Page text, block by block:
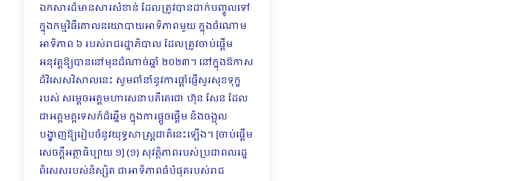
ឯកសារដ៏មានសារសំខាន់ ដែលត្រូវបានដាក់បញ្ចូលទៅ
ក្នុងកម្មវិធីគោលនយោបាយអាទិភាពមួយ ក្នុងចំណោម
អាទិភាព ៦ របស់រាជរដ្ឋាភិបាល ដែលត្រូវចាប់ផ្ដើម
អនុវត្តឱ្យបាននៅមុនដំណាច់ឆ្នាំ ២០២៣។ នៅក្នុងឱកាស
ដ៏វិសេសវិសាលនេះ សូមពាំនាំនូវការផ្ដាំផ្ញើសួរសុខទុក្ខ
របស់ សម្ដេចអគ្គមហាសេនាបតីតេជោ ហ៊ុន សែន ដែល
ជាអគ្គមគ្គទេសក៍ដ៏ឆ្នើម ក្នុងការផ្ដួចផ្ដើម និងចង្អុល
បង្ហាញឱ្យរៀបចំនូវយុទ្ធសាស្រ្តជាតិនេះឡើង។ [ចាប់ផ្ដើម
សេចក្ដីអត្ថាធិប្បាយ ១] (១) សុវត្ថិភាពរបស់ប្រជាពលរដ្ឋ
ពិសេសរបស់និស្សិត ជាអាទិភាពធំបំផុតរបស់រាជ